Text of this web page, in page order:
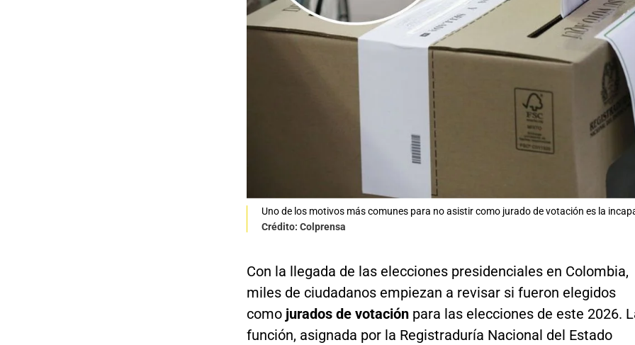
Uno de los motivos más comunes para no asistir como jurado de votación es la
Crédito: Colprensa
Con la llegada de las elecciones presidenciales en Colombia,
miles de ciudadanos empiezan a revisar si fueron elegidos
como jurados de votaciónpara las elecciones de este 2026.
función, asignada por la Registraduría Nacional del Estado